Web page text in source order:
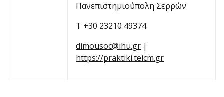
Πανεπιστημιούπολη Σερρών
T +30 23210 49374
dimousoc@ihu.gr |
https://praktiki.teicm.gr